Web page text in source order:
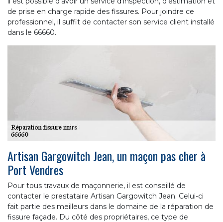
de prise en charge rapide des fissures. Pour joindre ce
professionnel, il suffit de contacter son service client installé
dans le 66660.
Artisan Gargowitch Jean, un maçon pas cher à
Port Vendres
Pour tous travaux de maçonnerie, il est conseillé de
contacter le prestataire Artisan Gargowitch Jean. Celui-ci
fait partie des meilleurs dans le domaine de la réparation de
fissure façade. Du côté des propriétaires, ce type de